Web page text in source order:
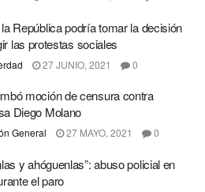
República podría tomar la decisión
las protestas sociales
27 JUNIO, 2021 0
moción de censura contra
Diego Molano
General 27 MAYO, 2021 0
y ahóguenlas”: abuso policial en
el paro